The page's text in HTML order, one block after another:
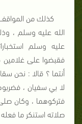
كذلك من
الله عليه وسلم ،
عليه وسلم
فقبضوا على غلامين
أنتما ؟ قالا : نحن
لا بي سفيان ،
فتركوهما ، وكان
صلاته استنكر ما